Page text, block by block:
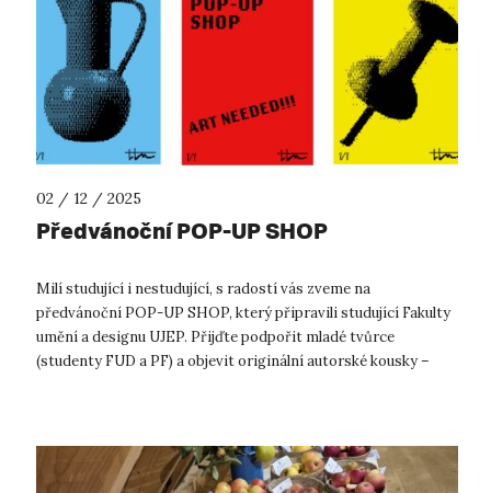
02 / 12 / 2025
Předvánoční POP-UP SHOP
Milí studující i nestudující, s radostí vás zveme na
předvánoční POP-UP SHOP, který připravili studující Fakulty
umění a designu UJEP. Přijďte podpořit mladé tvůrce
(studenty FUD a PF) a objevit originální autorské kousky –